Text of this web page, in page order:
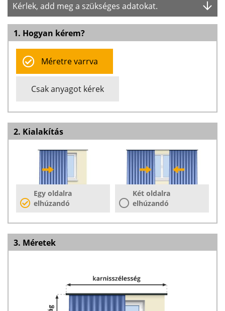
Kérlek, add meg a szükséges adatokat.
1. Hogyan kérem?
Méretre varrva
Csak anyagot kérek
2. Kialakítás
Egy oldalra
elhúzandó
Két oldalra
elhúzandó
3. Méretek